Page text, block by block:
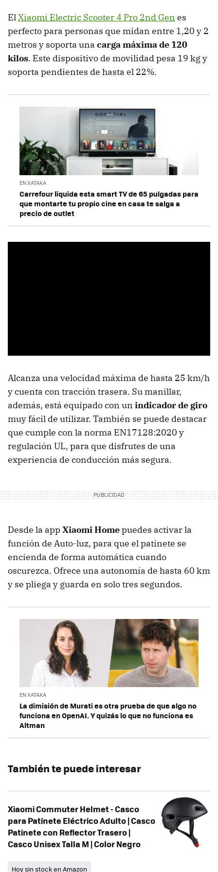
ElXiaomi Electric Scooter 4 Pro 2nd Gen es
perfecto para personas que midan entre 1,20 y 2
metros y soporta una carga máxima de 120
kilos. Este dispositivo de movilidad pesa 19 kg y
soporta pendientes de hasta el 22%.
EN XATAKA
Carrefour liquida esta smart TV de 65 pulgadas para
que montarte tu propio cine en casa te salga a
precio de outlet
Alcanza una velocidad máxima de hasta 25 km/h
y cuenta con tracción trasera. Su manillar,
además, está equipado con un indicador de giro
muy fácil de utilizar. También se puede destacar
que cumple con la norma EN17128:2020 y
regulación UL, para que disfrutes de una
experiencia de conducción más segura.
Desde la appXiaomi Homepuedes activar la
función de Auto-luz, para que el patinete se
encienda de forma automática cuando
oscurezca. Ofrece una autonomía de hasta 60 km
y se pliega y guarda en solo tres segundos.
EN XATAKA
La dimisión de Murati es otra prueba de que algo no
funciona en OpenAI. Y quizás lo que no funciona es
Altman
También te puede interesar
Xiaomi Commuter Helmet - Casco
para Patinete Eléctrico Adulto | Casco
Patinete con Reflector Trasero |
Casco Unisex Talla M | Color Negro
Hoy sin stock en Amazon